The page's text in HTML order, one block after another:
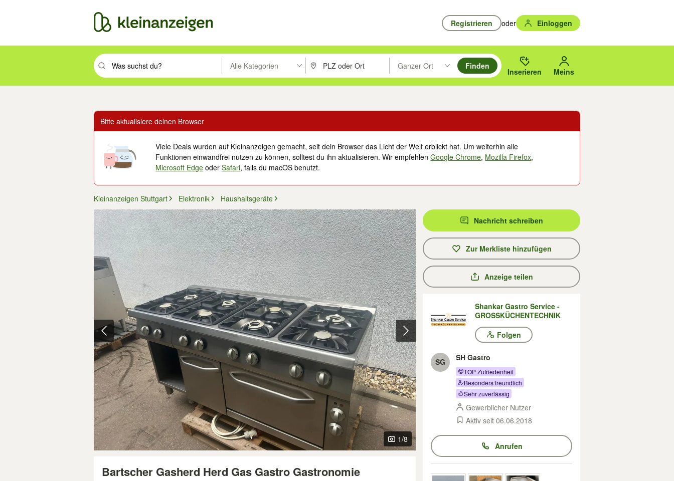
Registrieren oder Einloggen
Suchbegriff eingeben. Eingabetaste drücken um zu suchen, oder Vorschläge mit den Pfeiltasten nach oben/unten durchsuchen und mit Eingabetaste auswählen.
Alle Kategorien PLZ oder Ort eingeben. Eingabetaste drücken um zu suchen, oder Vorschläge mit den Pfeiltasten nach oben/
Ganzer Ort
Suche im Umkreis des gewählten Orts oder PLZ.
Finden
Inserieren Meins
Bitte aktualisiere deinen Browser
Viele Deals wurden auf Kleinanzeigen gemacht, seit dein Browser das Licht der Welt erblickt hat. Um weiterhin alle
Funktionen einwandfrei nutzen zu können, solltest du ihn aktualisieren. Wir empfehlenGoogle Chrome, Mozilla Firefox,
Microsoft Edge oderSafari, falls du macOS benutzt.
Kleinanzeigen Stuttgart Elektronik Haushaltsgeräte
1/8
Bartscher Gasherd Herd Gas Gastro Gastronomie
Nachricht schreiben
Zur Merkliste hinzufügen
Anzeige teilen
Shankar Gastro Service -
GROSSKÜCHENTECHNIK
Folgen
SG SH Gastro
TOP Zufriedenheit
Besonders freundlich
Sehr zuverlässig
Gewerblicher Nutzer
Aktiv seit 06.06.2018
Anrufen